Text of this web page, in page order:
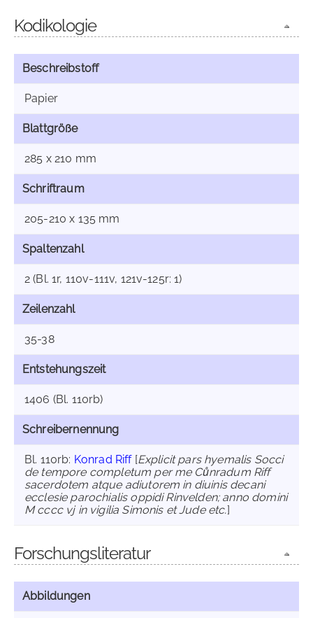
Kodikologie
Beschreibstoff
Papier
Blattgröße
285 x 210 mm
Schriftraum
205-210 x 135 mm
Spaltenzahl
2 (Bl. 1r, 110v-111v, 121v-125r: 1)
Zeilenzahl
35-38
Entstehungszeit
1406 (Bl. 110rb)
Schreibernennung
Bl. 110rb: Konrad Riff[Explicit pars hyemalis Socci
de tempore completum per me Cůnradum Riff
sacerdotem atque adiutorem in diuinis decani
ecclesie parochialis oppidi Rinvelden; anno domini
M cccc vj in vigilia Simonis et Jude etc.]
Forschungsliteratur
Abbildungen